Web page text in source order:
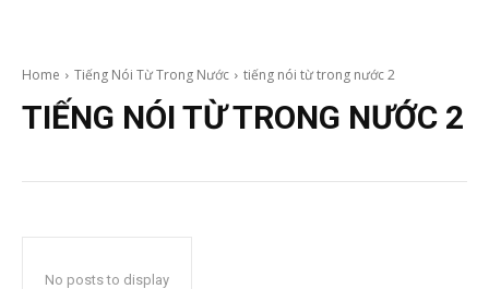
Home Tiếng Nói Từ Trong Nước tiếng nói từ trong nước 2
TIẾNG NÓI TỪ TRONG NƯỚC 2
No posts to display